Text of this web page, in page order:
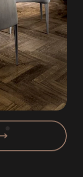
binnen de collectie van
ontwerpen is dit
van de stoel
bekleed. Met een
deze stoel u van
comfort tijdens
zit hem vooral in de
strakke vormgeving
leder is
en specificaties